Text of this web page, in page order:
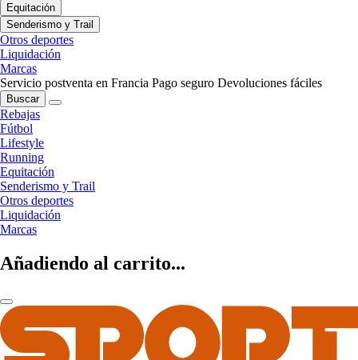
Equitación
Senderismo y Trail
Otros deportes
Liquidación
Marcas
Servicio postventa en Francia Pago seguro Devoluciones fáciles
Buscar
Rebajas
Fútbol
Lifestyle
Running
Equitación
Senderismo y Trail
Otros deportes
Liquidación
Marcas
Añadiendo al carrito...